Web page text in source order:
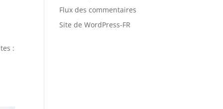
:
Flux des commentaires
Site de WordPress-FR